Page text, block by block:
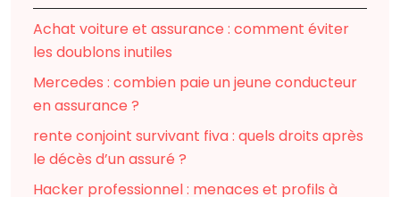
Achat voiture et assurance : comment éviter
les doublons inutiles
Mercedes : combien paie un jeune conducteur
en assurance ?
rente conjoint survivant fiva : quels droits après
le décès d’un assuré ?
Hacker professionnel : menaces et profils à